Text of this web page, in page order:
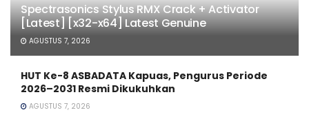
Spectrasonics Stylus RMX Crack + Activator
[Latest] [x32-x64] Latest Genuine
AGUSTUS 7, 2026
HUT Ke-8 ASBADATA Kapuas, Pengurus Periode
2026–2031 Resmi Dikukuhkan
AGUSTUS 7, 2026